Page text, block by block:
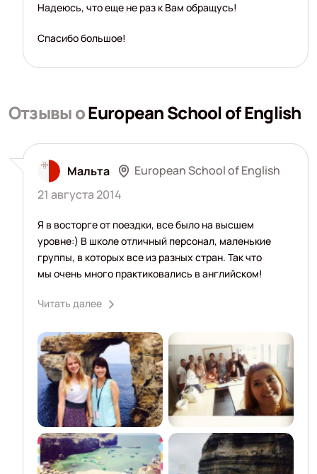
Надеюсь, что еще не раз к Вам обращусь!
Спасибо большое!
Отзывы оEuropean School of English
Мальта
European School of English
21 августа 2014
Я в восторге от поездки, все было на высшем
уровне:) В школе отличный персонал, маленькие
группы, в которых все из разных стран. Так что
мы очень много практиковались в английском!
Читать далее